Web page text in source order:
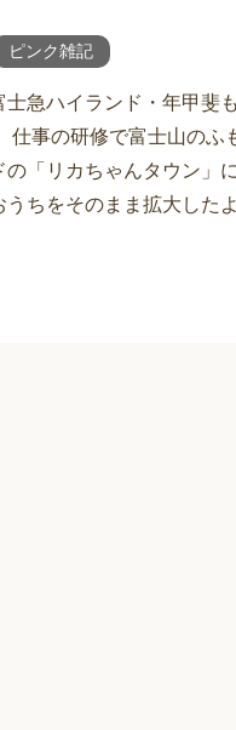
ピンク雑記
士急ハイランド・年甲斐
仕事の研修で富士山のふ
の「リカちゃんタウン」
うちをそのまま拡大した